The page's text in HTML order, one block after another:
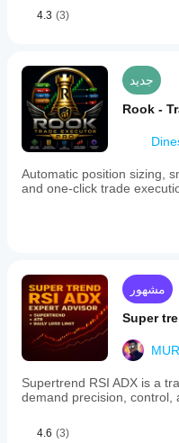
hands-
multiple
safety
layers
and
profit
optimization
through
grid
trading.
4.3 (3)
جديد
Rook -
Automatic position sizing,
and one-click trade
مشهور
Super
Supertrend RSI ADX is a
demand precision, control,
4.6 (3)